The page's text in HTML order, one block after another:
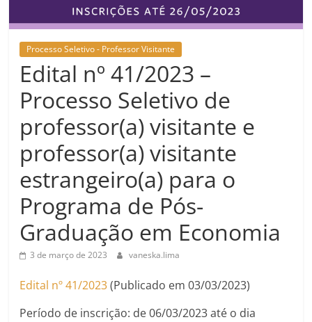
Processo Seletivo - Professor Visitante
Edital nº 41/2023 –
Processo Seletivo de
professor(a) visitante e
professor(a) visitante
estrangeiro(a) para o
Programa de Pós-
Graduação em Economia
3 de março de 2023 vaneska.lima
Edital nº 41/2023(Publicado em 03/03/2023)
Período de inscrição: de 06/03/2023 até o dia